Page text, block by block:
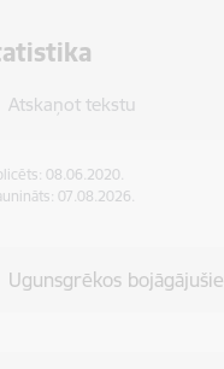
Atskaņot tekstu
08.06.2020.
07.08.2026.
Ugunsgrēkos bojāgājušie